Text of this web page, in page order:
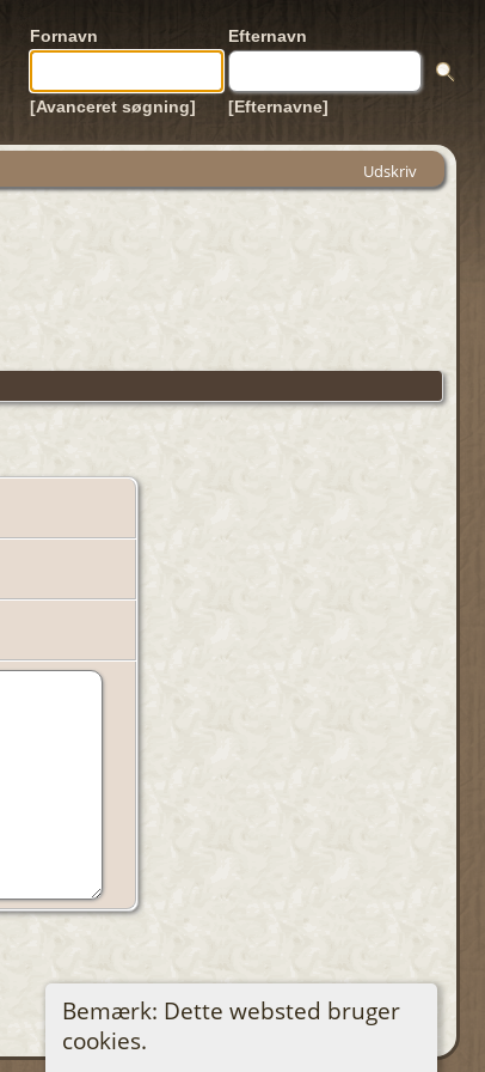
Fornavn Efternavn
[Avanceret søgning] [Efternavne]
Udskriv
Bemærk: Dette websted bruger
cookies.